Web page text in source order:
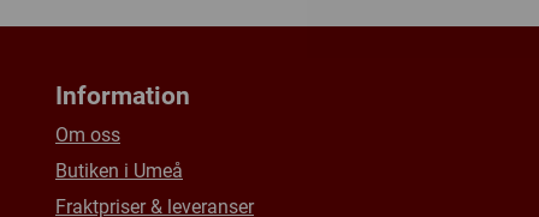
Information
Om oss
Butiken i Umeå
Fraktpriser & leveranser